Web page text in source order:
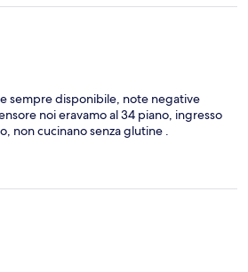
sempre disponibile, note negative
noi eravamo al 34 piano, ingresso
non cucinano senza glutine .